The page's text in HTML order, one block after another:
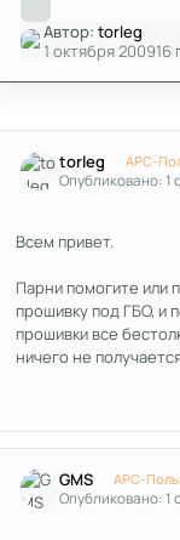
Автор:torleg
1 октября 200916
torleg APC-
Опубликовано:1
Всем привет.
Парни помогите или
прошивку под ГБО, и
прошивки все
ничего не
GMS APC-
Опубликовано:1